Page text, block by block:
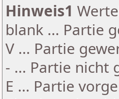
Hinweis1
blank ... Partie
V ... Partie
- ... Partie nicht
E ... Partie